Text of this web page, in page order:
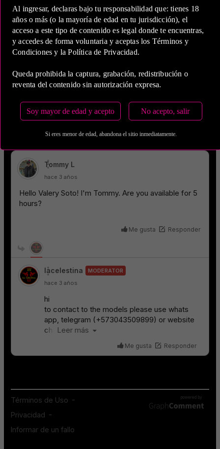
Al ingresar, declaras bajo tu responsabilidad que: tienes 18
años o más (o la mayoría de edad en tu jurisdicción), el
acceso a este tipo de contenido es legal donde te encuentras,
y accedes de forma voluntaria y aceptas los Términos y
Condiciones y la Política de Privacidad.
Queda prohibida la captura, grabación, redistribución o
reventa del contenido sin autorización expresa.
Soy mayor de edad y acepto No acepto, salir
Si eres menor de edad, abandona el sitio inmediatamente.